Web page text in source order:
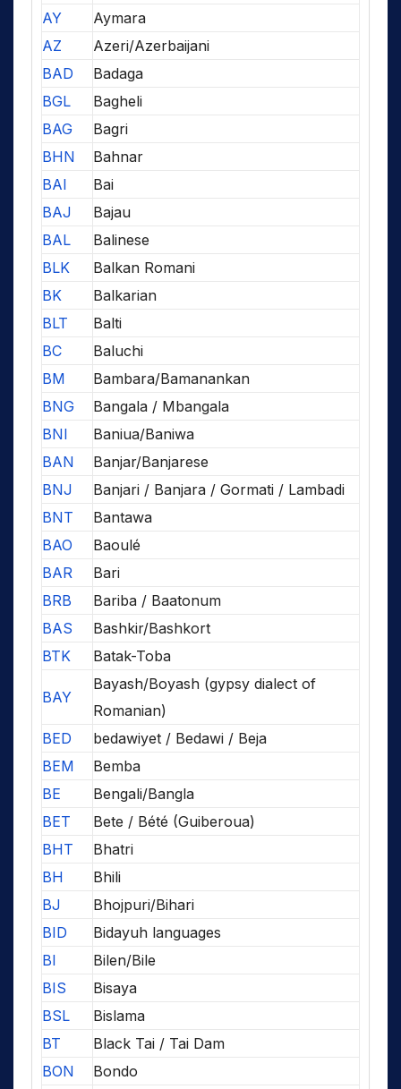
AY
Aymara
AZ
Azeri/Azerbaijani
BAD
Badaga
BGL
Bagheli
BAG
Bagri
BHN
Bahnar
BAI
Bai
BAJ
Bajau
BAL
Balinese
BLK
Balkan Romani
BK
Balkarian
BLT
Balti
BC
Baluchi
BM
Bambara/Bamanankan
BNG
Bangala / Mbangala
BNI
Baniua/Baniwa
BAN
Banjar/Banjarese
BNJ
Banjari / Banjara / Gormati / Lambadi
BNT
Bantawa
BAO
Baoulé
BAR
Bari
BRB
Bariba / Baatonum
BAS
Bashkir/Bashkort
BTK
Batak-Toba
BAY
Bayash/Boyash (gypsy dialect of
Romanian)
BED
bedawiyet / Bedawi / Beja
BEM
Bemba
BE
Bengali/Bangla
BET
Bete / Bété (Guiberoua)
BHT
Bhatri
BH
Bhili
BJ
Bhojpuri/Bihari
BID
Bidayuh languages
BI
Bilen/Bile
BIS
Bisaya
BSL
Bislama
BT
Black Tai / Tai Dam
BON
Bondo